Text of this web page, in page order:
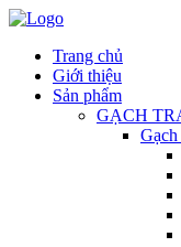
Trang chủ
Giới thiệu
Sản phẩm
GẠCH